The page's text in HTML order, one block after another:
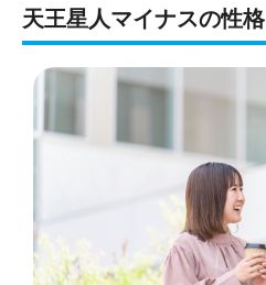
天王星人マイナスの性格